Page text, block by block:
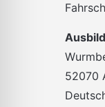
52070